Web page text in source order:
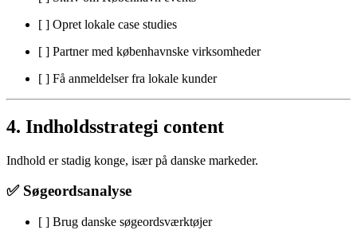
[ ] Opret lokale case studies
[ ] Partner med københavnske virksomheder
[ ] Få anmeldelser fra lokale kunder
4. Indholdsstrategi content
Indhold er stadig konge, især på danske markeder.
✅ Søgeordsanalyse
[ ] Brug danske søgeordsværktøjer